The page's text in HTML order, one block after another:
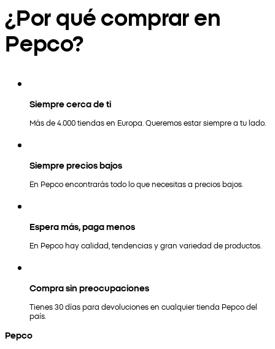
¿Por qué comprar en
Pepco?
Siempre cerca de ti
Más de 4.000 tiendas en Europa. Queremos estar siempre a tu lado.
Siempre precios bajos
En Pepco encontrarás todo lo que necesitas a precios bajos.
Espera más, paga menos
En Pepco hay calidad, tendencias y gran variedad de productos.
Compra sin preocupaciones
Tienes 30 días para devoluciones en cualquier tienda Pepco del
país.
Pepco